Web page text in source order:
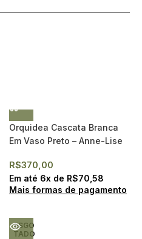
Orquidea Cascata Branca
Em Vaso Preto – Anne-Lise
R$370,00
Em até 6x de R$70,58
Mais formas de pagamento
ESGO
TADO